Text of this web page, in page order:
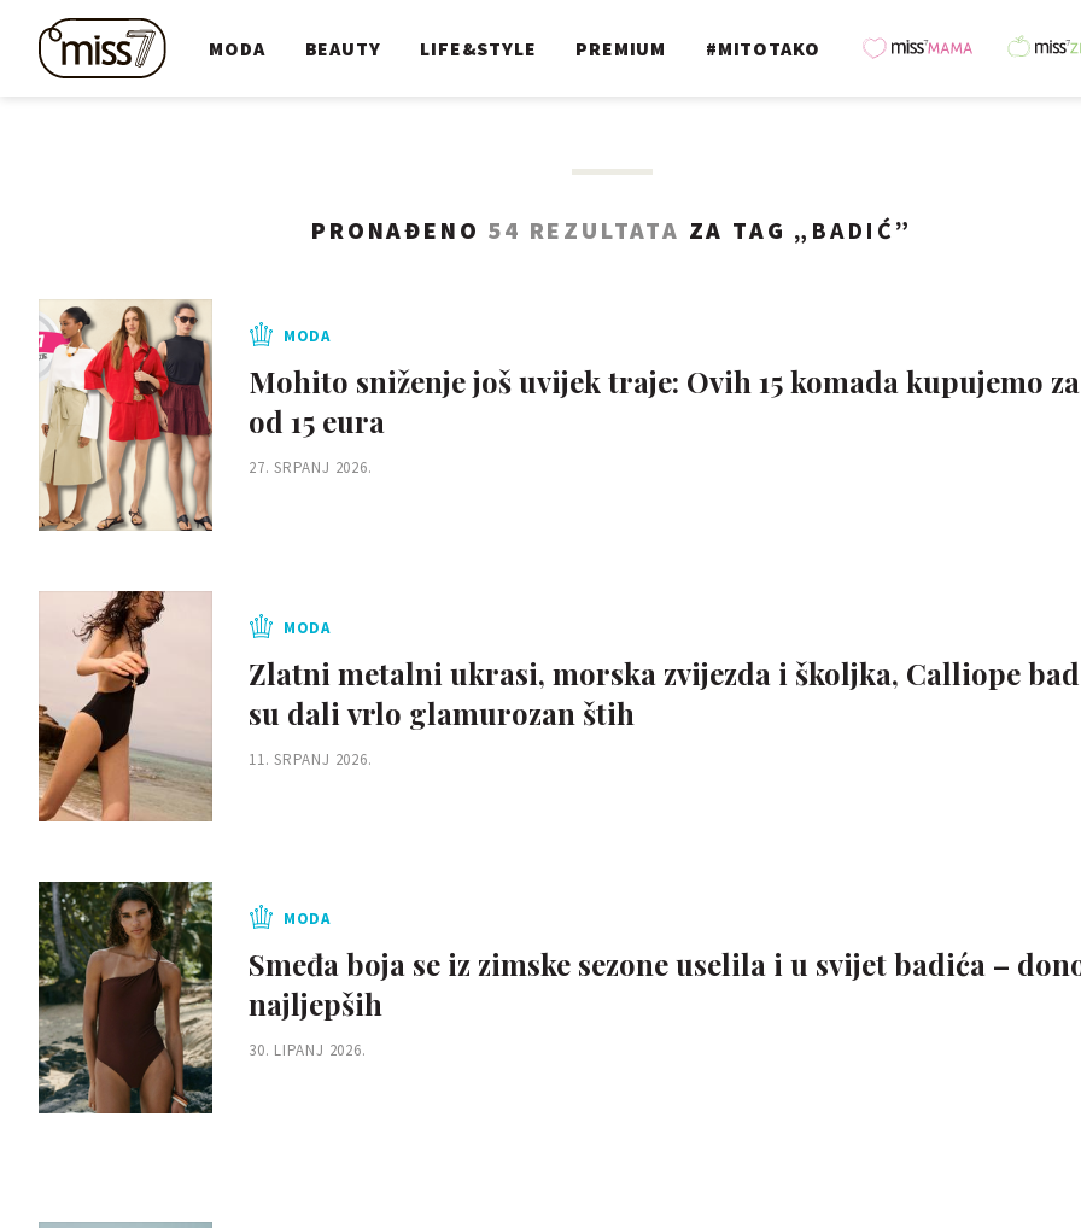
MODA BEAUTY LIFE&STYLE PREMIUM #MITOTAKO
PRONAĐENO 54 REZULTATA ZA TAG „ BADIĆ ”
MODA
Mohito sniženje još uvijek traje: Ovih 15 komada kupujemo
od 15 eura
27. SRPANJ 2026.
MODA
Zlatni metalni ukrasi, morska zvijezda i školjka, Calliope
su dali vrlo glamurozan štih
11. SRPANJ 2026.
MODA
Smeđa boja se iz zimske sezone uselila i u svijet badića –
najljepših
30. LIPANJ 2026.